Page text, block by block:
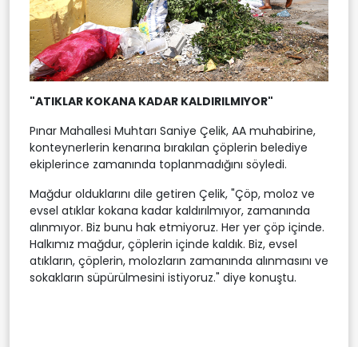
"ATIKLAR KOKANA KADAR KALDIRILMIYOR"
Pınar Mahallesi Muhtarı Saniye Çelik, AA muhabirine,
konteynerlerin kenarına bırakılan çöplerin belediye
ekiplerince zamanında toplanmadığını söyledi.
Mağdur olduklarını dile getiren Çelik, "Çöp, moloz ve
evsel atıklar kokana kadar kaldırılmıyor, zamanında
alınmıyor. Biz bunu hak etmiyoruz. Her yer çöp içinde.
Halkımız mağdur, çöplerin içinde kaldık. Biz, evsel
atıkların, çöplerin, molozların zamanında alınmasını ve
sokakların süpürülmesini istiyoruz." diye konuştu.